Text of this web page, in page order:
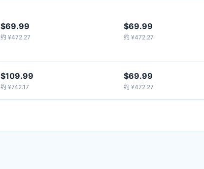
$69.99
约 ¥472.27
$69.99
约 ¥472.27
$109.99
约 ¥742.17
$69.99
约 ¥472.27